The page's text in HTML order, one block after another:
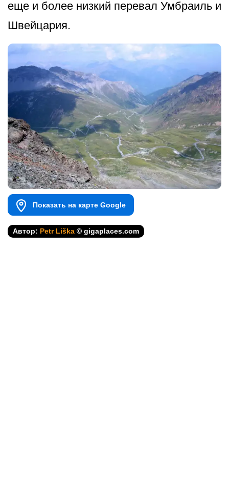
еще и более низкий перевал Умбраиль и
Швейцария.
Показать на карте Google
Автор: Petr Liška © gigaplaces.com